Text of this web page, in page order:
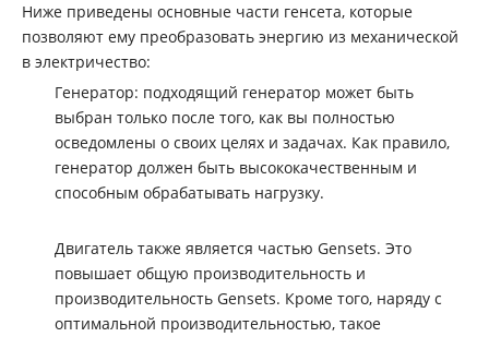
Ниже приведены основные части генсета, которые
позволяют ему преобразовать энергию из механической
в ​​электричество:
Генератор: подходящий генератор может быть
выбран только после того, как вы полностью
осведомлены о своих целях и задачах. Как правило,
генератор должен быть высококачественным и
способным обрабатывать нагрузку.
Двигатель также является частью Gensets. Это
повышает общую производительность и
производительность Gensets. Кроме того, наряду с
оптимальной производительностью, такое